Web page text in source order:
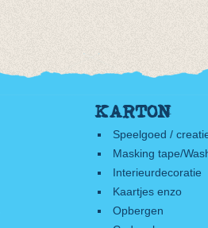
KARTON
Speelgoed /
Masking tape/
Interieurdecoratie
Kaartjes enzo
Opbergen